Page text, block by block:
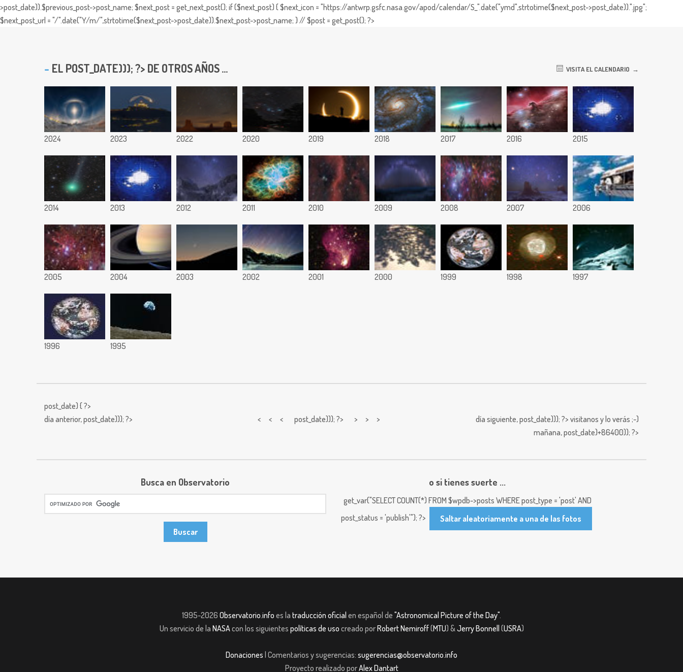
>post_date)).$previous_post->post_name; $next_post = get_next_post(); if ($next_post) { $next_icon = "https://antwrp.gsfc.nasa.gov/apod/calendar/S_".date("ymd",strtotime($next_post->post_date)).".jpg";
$next_post_url = "/".date("Y/m/",strtotime($next_post->post_date)).$next_post->post_name; } // $post = get_post(); ?>
EL POST_DATE))); ?> DE OTROS AÑOS ... VISITA EL CALENDARIO
2024 2023 2022 2020 2019 2018 2017 2016 2015
2014 2013 2012 2011 2010 2009 2008 2007 2006
2005 2004 2003 2002 2001 2000 1999 1998 1997
1996 1995
post_date) { ?>
día anterior,post_date))); ?> < < < post_date))); ?> > > > día siguiente,post_date))); ?> visitanos y lo verás ;-)
mañana,post_date)+86400)); ?>
Busca en Observatorio o si tienes suerte ...
get_var("SELECT COUNT(*) FROM $wpdb->posts WHERE post_type = 'post' AND
post_status = 'publish'"); ?>
Saltar aleatoriamente a una de las fotos
1995-2026 Observatorio.info es la traducción oficial en español de "Astronomical Picture of the Day".
Un servicio de la NASAcon los siguientes políticas de uso creado porRobert Nemiroff(MTU) &Jerry Bonnell (USRA)
Donaciones | Comentarios y sugerencias: sugerencias@observatorio.info
Proyecto realizado porAlex Dantart